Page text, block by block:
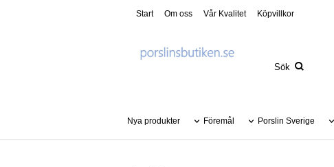
Start Om oss Vår Kvalitet Köpvillkor
Nya produkter Föremål Porslin Sverige